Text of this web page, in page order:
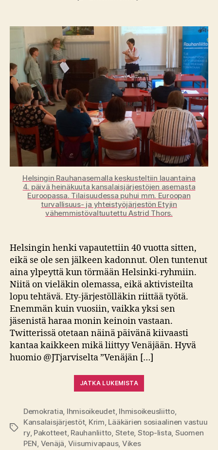
–
Helsingin
kokouksesta
40
vuotta
Helsingin Rauhanasemalla keskusteltiin lauantaina
4. päivä heinäkuuta kansalaisjärjestöjen asemasta
Euroopassa. Tilaisuudessa puhui mm. Euroopan
turvallisuus- ja yhteistyöjärjestön Etyjin
vähemmistövaltuutettu Astrid Thors.
Helsingin henki vapautettiin 40 vuotta sitten,
eikä se ole sen jälkeen kadonnut. Olen tuntenut
aina ylpeyttä kun törmään Helsinki-ryhmiin.
Niitä on vieläkin olemassa, eikä aktivisteilta
lopu tehtävä. Ety-järjestölläkin riittää työtä.
Enemmän kuin vuosiin, vaikka yksi sen
jäsenistä haraa monin keinoin vastaan.
Twitterissä otetaan näinä päivänä kiivaasti
kantaa kaikkeen mikä liittyy Venäjään. Hyvä
huomio @JTjarviselta ”Venäjän […]
JATKA LUKEMISTA
Avainsanat
Demokratia, Ihmisoikeudet, Ihmisoikeusliitto,
Kansalaisjärjestöt, Krim, Lääkärien sosiaalinen vastuu
ry, Pakotteet, Rauhanliitto, Stete, Stop-lista, Suomen
PEN, Venäjä, Viisumivapaus, Vikes